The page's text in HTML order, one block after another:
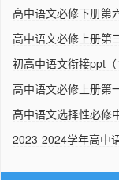
高中语文必修下册第
高中语文必修上册
初高中语文衔接ppt
高中语文必修上册第
高中语文选择性必修
2023-2024学年高中